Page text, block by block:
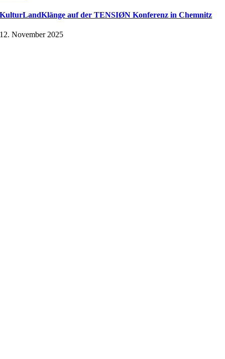
KulturLandKlänge auf der TENSIØN Konferenz in Chemnitz
12. November 2025